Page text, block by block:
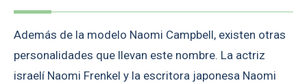
Además de la modelo Naomi Campbell, existen otras
personalidades que llevan este nombre. La actriz
israelí Naomi Frenkel y la escritora japonesa Naomi